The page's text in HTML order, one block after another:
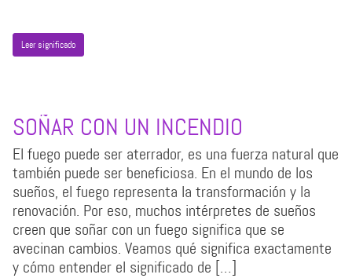
Leer significado
SOÑAR CON UN INCENDIO
El fuego puede ser aterrador, es una fuerza natural que
también puede ser beneficiosa. En el mundo de los
sueños, el fuego representa la transformación y la
renovación. Por eso, muchos intérpretes de sueños
creen que soñar con un fuego significa que se
avecinan cambios. Veamos qué significa exactamente
y cómo entender el significado de […]